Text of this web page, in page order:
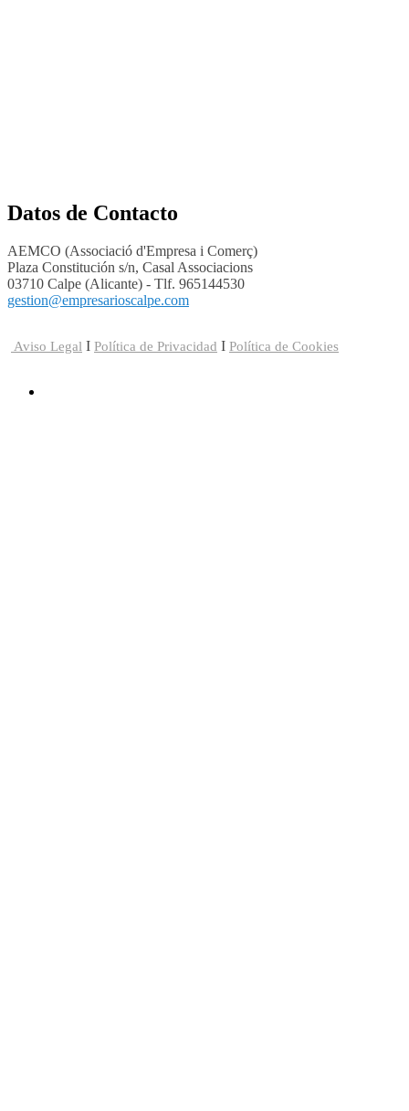
Datos de Contacto
AEMCO (Associació d'Empresa i Comerç)
Plaza Constitución s/n, Casal Associacions
03710 Calpe (Alicante) - Tlf. 965144530
gestion@empresarioscalpe.com
Aviso Legal I Política de Privacidad I Política de Cookies